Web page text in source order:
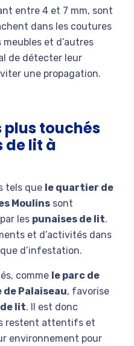
entre 4 et 7 mm, sont
dans les coutures
et d’autres
de détecter leur
une propagation.
plus touchés
de lit à
tels que le quartier de
Moulins sont
les punaises de lit.
et d’activités dans
d’infestation.
comme le parc de
de Palaiseau, favorise
lit. Il est donc
restent attentifs et
environnement pour